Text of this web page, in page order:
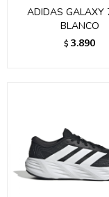
ADIDAS GALAXY
BLANCO
$ 3.890